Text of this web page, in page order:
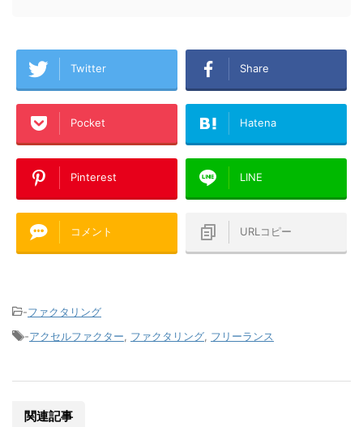
Twitter Share
Pocket Hatena
Pinterest LINE
コメント URLコピー
-ファクタリング
-アクセルファクター ファクタリング フリーランス
関連記事